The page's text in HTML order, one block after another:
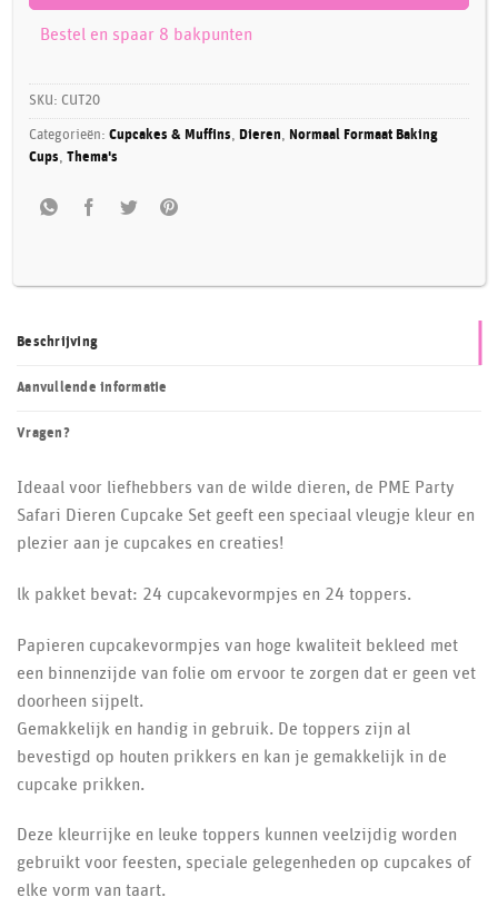
Bestel en spaar 8 bakpunten
SKU: CUT20
Categorieën:Cupcakes & Muffins, Dieren, Normaal Formaat Baking
Cups,Thema's
Beschrijving
Aanvullende informatie
Vragen?
Ideaal voor liefhebbers van de wilde dieren, de PME Party
Safari Dieren Cupcake Set geeft een speciaal vleugje kleur en
plezier aan je cupcakes en creaties!
lk pakket bevat: 24 cupcakevormpjes en 24 toppers.
Papieren cupcakevormpjes van hoge kwaliteit bekleed met
een binnenzijde van folie om ervoor te zorgen dat er geen vet
doorheen sijpelt.
Gemakkelijk en handig in gebruik. De toppers zijn al
bevestigd op houten prikkers en kan je gemakkelijk in de
cupcake prikken.
Deze kleurrijke en leuke toppers kunnen veelzijdig worden
gebruikt voor feesten, speciale gelegenheden op cupcakes of
elke vorm van taart.